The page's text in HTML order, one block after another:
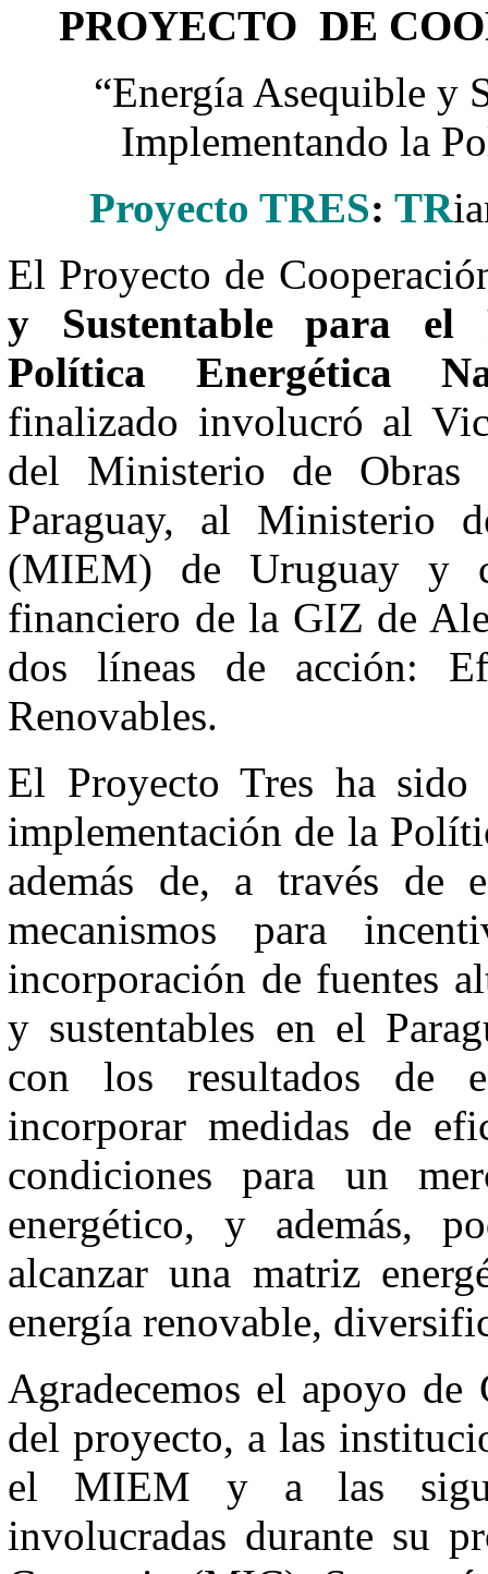
PROYECTO DE
“Energía Asequible y
Implementando la
Proyecto TRES: TR
El Proyecto de
y Sustentable para el
Política Energética
finalizado involucró al
del Ministerio de Obras
Paraguay, al Ministerio
(MIEM) de Uruguay y
financiero de la GIZ de
dos líneas de acción:
Renovables.
El Proyecto Tres ha
implementación de la
además de, a través de
mecanismos para
incorporación de fuentes
y sustentables en el
con los resultados de
incorporar medidas de
condiciones para un
energético, y además,
alcanzar una matriz
energía renovable,
Agradecemos el apoyo
del proyecto, a las
el MIEM y a las
involucradas durante su